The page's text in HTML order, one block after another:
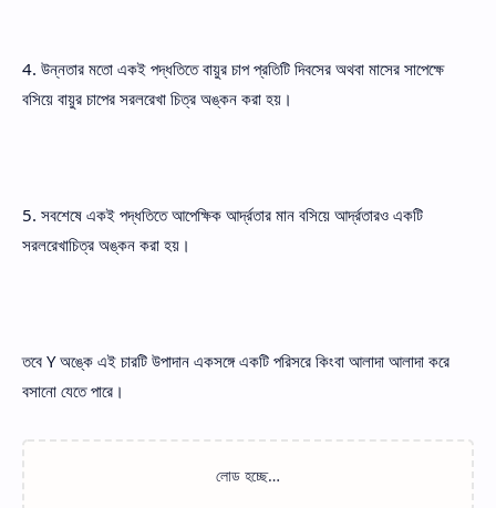
4. উন্নতার মতো একই পদ্ধতিতে বায়ুর চাপ প্রতিটি দিবসের অথবা মাসের সাপেক্ষে
বসিয়ে বায়ুর চাপের সরলরেখা চিত্র অঙ্কন করা হয়।
5. সবশেষে একই পদ্ধতিতে আপেক্ষিক আর্দ্রতার মান বসিয়ে আর্দ্রতারও একটি
সরলরেখাচিত্র অঙ্কন করা হয়।
তবে Y অঙ্কে এই চারটি উপাদান একসঙ্গে একটি পরিসরে কিংবা আলাদা আলাদা করে
বসানো যেতে পারে।